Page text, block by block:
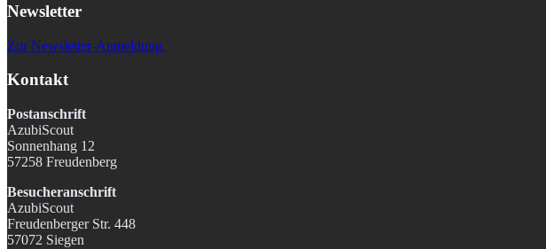
Newsletter
Zur Newsletter-Anmeldung.
Kontakt
Postanschrift
AzubiScout
Sonnenhang 12
57258 Freudenberg
Besucheranschrift
AzubiScout
Freudenberger Str. 448
57072 Siegen